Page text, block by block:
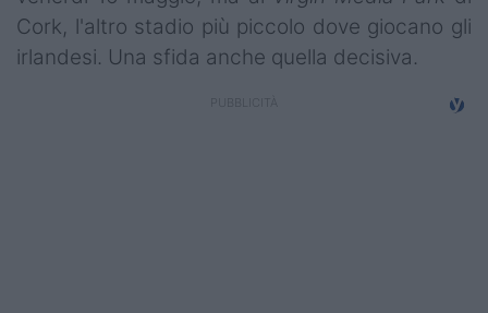
Podcast
Shop
Cork, l'altro stadio più piccolo dove giocano gli
irlandesi. Una sfida anche quella decisiva.